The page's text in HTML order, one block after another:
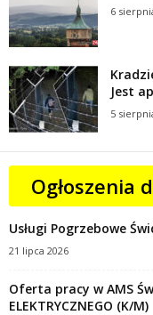
6
Jest
5
Ogłoszenia
Usługi Pogrzebowe
21 lipca 2026
Oferta pracy w AMS
ELEKTRYCZNEGO (K/M)